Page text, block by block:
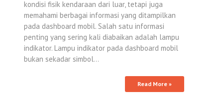
kondisi fisik kendaraan dari luar, tetapi juga
memahami berbagai informasi yang ditampilkan
pada dashboard mobil. Salah satu informasi
penting yang sering kali diabaikan adalah lampu
indikator. Lampu indikator pada dashboard mobil
bukan sekadar simbol…
Read More »